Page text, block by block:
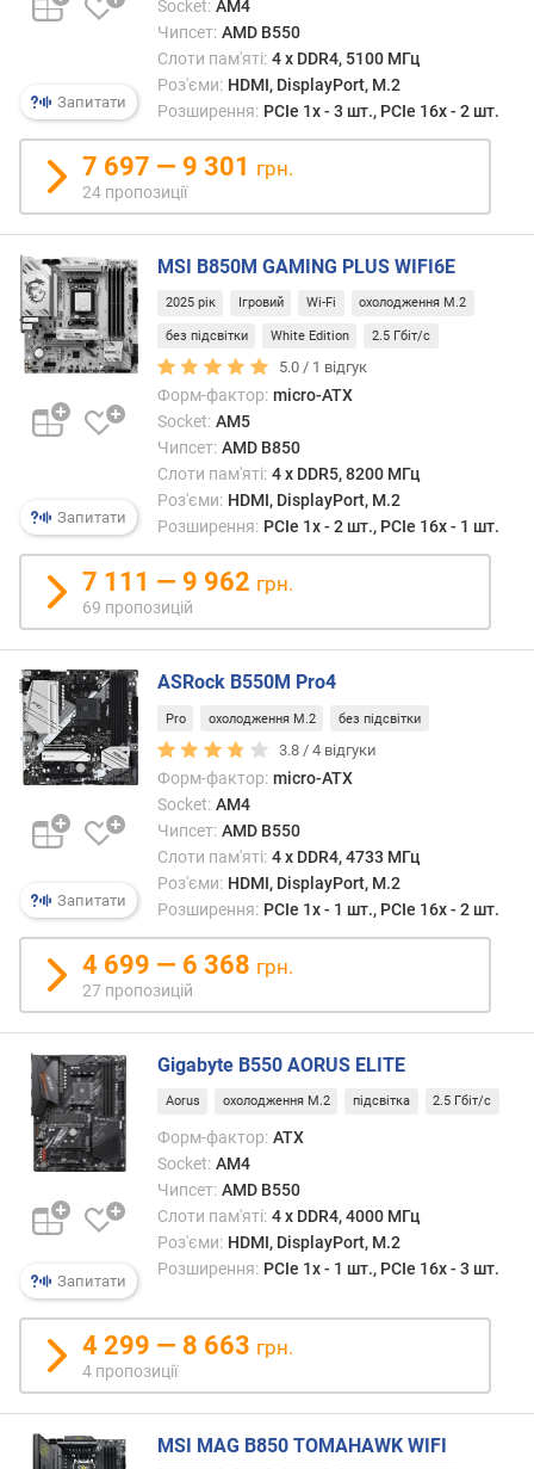
с
і
т
е
р
ф
е
й
у
M
U
.
2
р
о
з
'
є
м
(
ш
.
р
'
є
м
e
S
A
T
A
ш
т
)
A
о
з
Запитати
Socket: AM4
Чипсет: AMD B550
Слоти пам'яті: 4 х DDR4, 5100 МГц
Роз'єми: HDMI, DisplayPort, M.2
Розширення: PCIe 1x - 3 шт., PCIe 16x - 2 шт.
7 697 — 9 301 грн.
24 пропозиції
Запитати
MSI B850M GAMING PLUS WIFI6E
2025 рік Ігровий Wi-Fi охолодження M.2
без підсвітки White Edition 2.5 Гбіт/с
5.0 / 1 відгук
Форм-фактор: micro-ATX
Socket: AM5
Чипсет: AMD B850
Слоти пам'яті: 4 х DDR5, 8200 МГц
Роз'єми: HDMI, DisplayPort, M.2
Розширення: PCIe 1x - 2 шт., PCIe 16x - 1 шт.
7 111 — 9 962 грн.
69 пропозицій
Запитати
ASRock B550M Pro4
Pro охолодження M.2 без підсвітки
3.8 /4 відгуки
Форм-фактор: micro-ATX
Socket: AM4
Чипсет: AMD B550
Слоти пам'яті: 4 х DDR4, 4733 МГц
Роз'єми: HDMI, DisplayPort, M.2
Розширення: PCIe 1x - 1 шт., PCIe 16x - 2 шт.
4 699 — 6 368 грн.
27 пропозицій
Запитати
Gigabyte B550 AORUS ELITE
Aorus охолодження M.2 підсвітка 2.5 Гбіт/с
Форм-фактор: ATX
Socket: AM4
Чипсет: AMD B550
Слоти пам'яті: 4 х DDR4, 4000 МГц
Роз'єми: HDMI, DisplayPort, M.2
Розширення: PCIe 1x - 1 шт., PCIe 16x - 3 шт.
4 299 — 8 663 грн.
4 пропозиції
MSI MAG B850 TOMAHAWK WIFI